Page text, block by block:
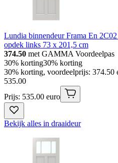
Lundia binnendeur Frama En
opdek links 73 x 201,5 cm
374.50 met GAMMA Voordeelpas
30% korting30% korting
30% korting, voordeelprijs:
535.00
Prijs: 535.00 euro
Bekijk alles in draaideur